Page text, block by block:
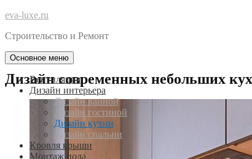
eva-luxe.ru
Строительство и Ремонт
Основное меню
Вентиляция
Дизайн интерьера
Дизайн ванной
Дизайн гостиной
Дизайн кухни
Дизайн спальни
Кровля крыши
Монтаж пола
Дизайн современных небольших